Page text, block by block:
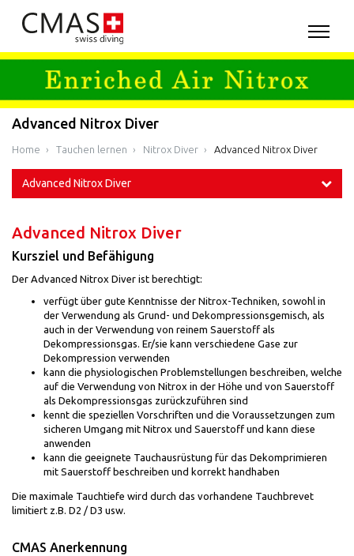
Advanced Nitrox Diver
Home Tauchen lernen Nitrox Diver Advanced Nitrox Diver
Advanced Nitrox Diver
Advanced Nitrox Diver
Kursziel und Befähigung
Der Advanced Nitrox Diver ist berechtigt:
verfügt über gute Kenntnisse der Nitrox-Techniken, sowohl in
der Verwendung als Grund- und Dekompressionsgemisch, als
auch in der Verwendung von reinem Sauerstoff als
Dekompressionsgas. Er/sie kann verschiedene Gase zur
Dekompression verwenden
kann die physiologischen Problemstellungen beschreiben, welche
auf die Verwendung von Nitrox in der Höhe und von Sauerstoff
als Dekompressionsgas zurückzuführen sind
kennt die speziellen Vorschriften und die Voraussetzungen zum
sicheren Umgang mit Nitrox und Sauerstoff und kann diese
anwenden
kann die geeignete Tauchausrüstung für das Dekomprimieren
mit Sauerstoff beschreiben und korrekt handhaben
Die maximale Tauchtiefe wird durch das vorhandene Tauchbrevet
limitiert z.B. D2 / D3 usw.
CMAS Anerkennung